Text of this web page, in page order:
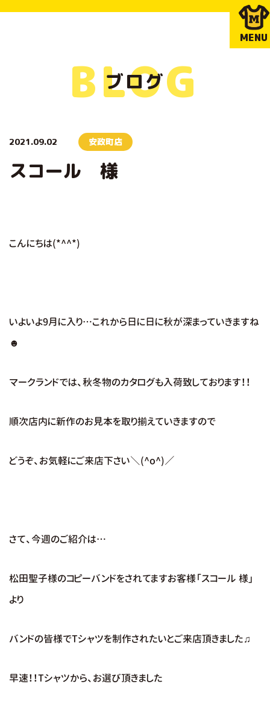
MENU
ブログ
BLOG
2021.09.02 安政町店
スコール 様
こんにちは(*^^*)
いよいよ9月に入り…これから日に日に秋が深まっていきますね
☻
マークランドでは、秋冬物のカタログも入荷致しております！！
順次店内に新作のお見本を取り揃えていきますので
どうぞ、お気軽にご来店下さい＼(^o^)／
さて、今週のご紹介は…
松田聖子様のコピーバンドをされてますお客様「スコール 様」
より
バンドの皆様でTシャツを制作されたいとご来店頂きました♫
早速！！Tシャツから、お選び頂きました